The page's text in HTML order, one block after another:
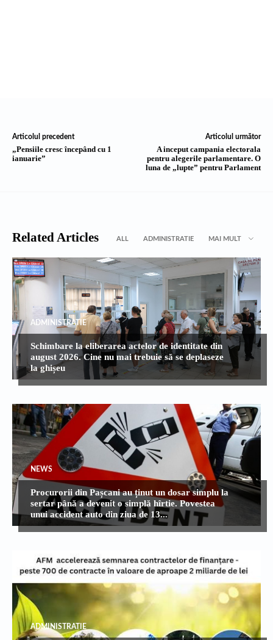
Articolul precedent
„Pensiile cresc începând cu 1
ianuarie”
Articolul următor
A inceput campania electorala
pentru alegerile parlamentare. O
luna de „lupte” pentru Parlament
Related Articles ALL ADMINISTRATIE MAI MULT
ADMINISTRATIE
Schimbare la eliberarea actelor de identitate din
august 2026. Cine nu mai trebuie să se deplaseze
la ghișeu
NEWS
Procurorii din Pașcani au ținut un dosar simplu la
sertar până a devenit o simplă hîrtie. Povestea
unui accident auto din ziua de 13...
ADMINISTRATIE